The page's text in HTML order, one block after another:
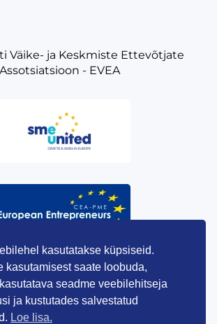
Väike- ja Keskmiste Ettevõtjate
Assotsiatsioon - EVEA
kasutatakse küpsiseid.
kasutamisest saate loobuda,
seadme veebilehitseja
ja kustutades salvestatud
Loe lisa.